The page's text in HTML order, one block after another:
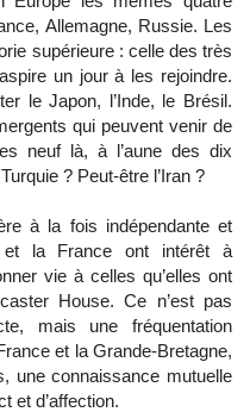
Allemagne, Russie. Les
supérieure : celle des très
un jour à les rejoindre.
le Japon, l’Inde, le Brésil.
qui peuvent venir de
neuf là, à l’aune des dix
? Peut-être l’Iran ?
à la fois indépendante et
et la France ont intérêt à
vie à celles qu’elles ont
House. Ce n’est pas
mais une fréquentation
et la Grande-Bretagne,
une connaissance mutuelle
et d’affection.